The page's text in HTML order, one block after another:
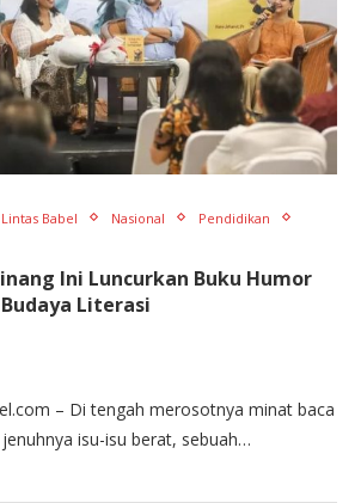
Lintas Babel Nasional
Pendidikan
Ini Luncurkan Buku Humor
Literasi
– Di tengah merosotnya minat baca
isu-isu berat, sebuah…